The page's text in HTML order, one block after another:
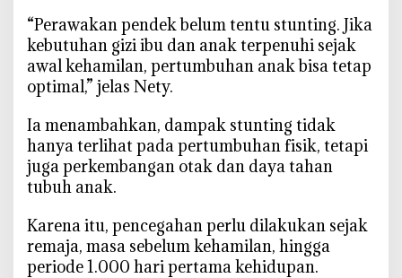
P
a
n
g
n
K
e
a
r
g
‎“Perawakan pendek belum tentu stunting. Jika
kebutuhan gizi ibu dan anak terpenuhi sejak
awal kehamilan, pertumbuhan anak bisa tetap
optimal,” jelas Nety.
‎Ia menambahkan, dampak stunting tidak
hanya terlihat pada pertumbuhan fisik, tetapi
juga perkembangan otak dan daya tahan
tubuh anak.
‎Karena itu, pencegahan perlu dilakukan sejak
remaja, masa sebelum kehamilan, hingga
periode 1.000 hari pertama kehidupan.